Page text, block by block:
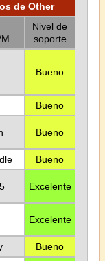
de Other
Nivel de
soporte
Bueno
Bueno
Bueno
Bueno
Excelente
Excelente
Bueno